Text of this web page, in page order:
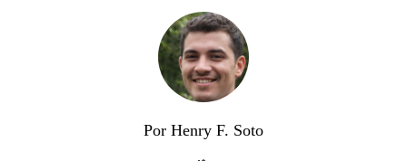
Por Henry F. Soto